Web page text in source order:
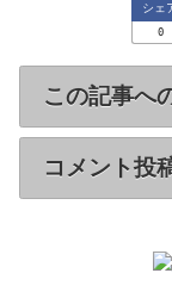
シェ
0
この記事へ
コメント投